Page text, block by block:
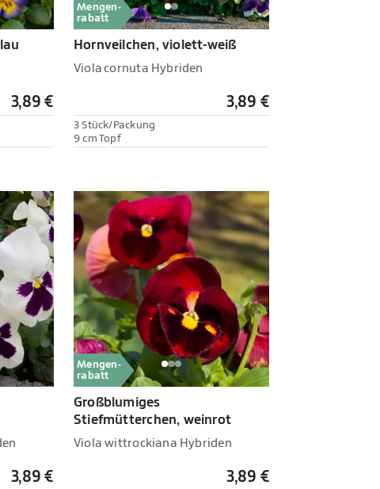
3,89 €
Mengen-
rabatt
Hornveilchen, violett-weiß
Viola cornuta Hybriden
3,89 €
3 Stück/Packung
9 cm Topf
3,89 €
Mengen-
rabatt
Großblumiges
Stiefmütterchen, weinrot
Viola wittrockiana Hybriden
3,89 €